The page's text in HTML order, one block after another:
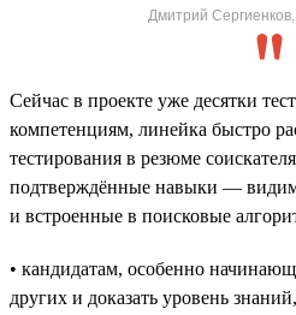
Дмитрий
Сейчас в проекте уже десятки
компетенциям, линейка быстро
тестирования в резюме
подтверждённые навыки —
и встроенные в поисковые
• кандидатам, особенно
других и доказать уровень